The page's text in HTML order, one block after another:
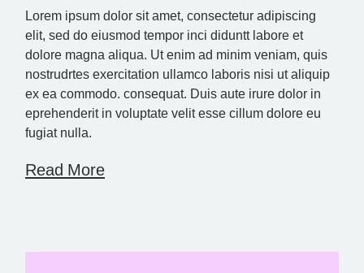
Lorem ipsum dolor sit amet, consectetur adipiscing
elit, sed do eiusmod tempor inci diduntt labore et
dolore magna aliqua. Ut enim ad minim veniam, quis
nostrudrtes exercitation ullamco laboris nisi ut aliquip
ex ea commodo. consequat. Duis aute irure dolor in
eprehenderit in voluptate velit esse cillum dolore eu
fugiat nulla.
Read More